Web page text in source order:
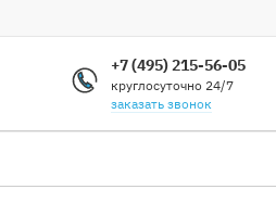
+7 (495) 215-56-05
круглосуточно 24/7
заказать звонок